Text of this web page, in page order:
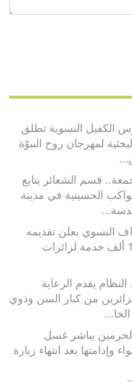
الكفيل النسوية تطلق
لمهرجان روح النبوّة
قسم الشعائر يتابع
الحسينية في مدينة
النسوي يعلن تقديمه
أكثر من 17 ألف خدمة لزائرات
يقدم الرعاية
من كبار السن وذوي
يباشر غسل
وإدامتها بعد انتهاء زيارة